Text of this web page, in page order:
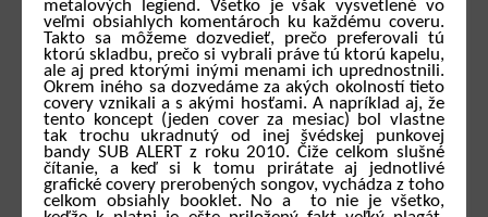
metalových legiend. Všetko je však vysvetlené vo
veľmi obsiahlych komentároch ku každému coveru.
Takto sa môžeme dozvedieť, prečo preferovali tú
ktorú skladbu, prečo si vybrali práve tú ktorú kapelu,
ale aj pred ktorými inými menami ich uprednostnili.
Okrem iného sa dozvedáme za akých okolností tieto
covery vznikali a s akými hosťami. A napríklad aj, že
tento koncept (jeden cover za mesiac) bol vlastne
tak trochu ukradnutý od inej švédskej punkovej
bandy SUB ALERT z roku 2010. Čiže celkom slušné
čítanie, a keď si k tomu prirátate aj jednotlivé
grafické covery prerobených songov, vychádza z toho
celkom obsiahly booklet. No a to nie je všetko,